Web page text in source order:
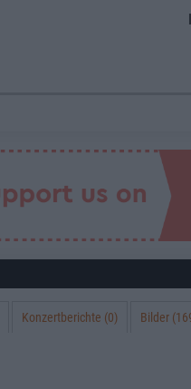
Konzertberichte (0) Bilder